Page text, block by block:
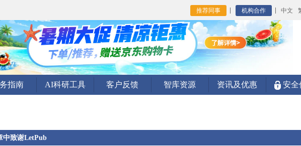
推荐同事 机构合作 中文
指南 AI科研工具 客户反馈 智库资源 资讯及优惠 安全
中致谢LetPub